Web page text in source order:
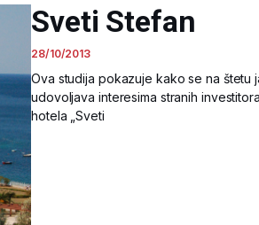
Sveti Stefan
28/10/2013
Ova studija pokazuje kako se na štetu
udovoljava interesima stranih
hotela „Sveti